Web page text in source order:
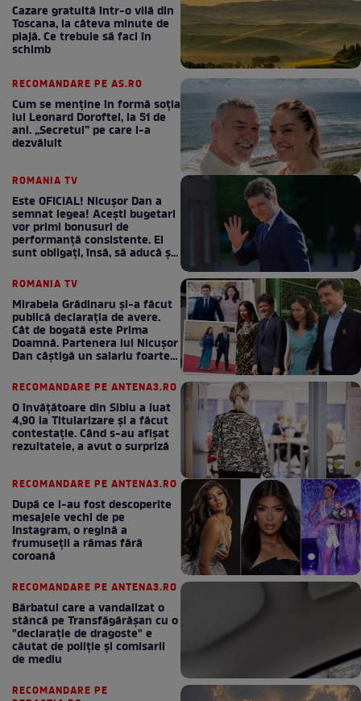
Cazare gratuită într-o vilă din
Toscana, la câteva minute de
plajă. Ce trebuie să faci în
schimb
RECOMANDARE PE AS.RO
Cum se menţine în formă soţia
lui Leonard Doroftei, la 51 de
ani. „Secretul” pe care l-a
dezvăluit
ROMANIA TV
Este OFICIAL! Nicușor Dan a
semnat legea! Acești bugetari
vor primi bonusuri de
performanță consistente. Ei
sunt obligați, însă, să aducă și
ROMANIA TV
Mirabela Grădinaru și-a făcut
publică declarația de avere.
Cât de bogată este Prima
Doamnă. Partenera lui Nicușor
Dan câștigă un salariu foarte
RECOMANDARE PE ANTENA3.RO
O învățătoare din Sibiu a luat
4,90 la Titularizare și a făcut
contestație. Când s-au afișat
rezultatele, a avut o surpriză
RECOMANDARE PE ANTENA3.RO
După ce i-au fost descoperite
mesajele vechi de pe
Instagram, o regină a
frumuseții a rămas fără
coroană
RECOMANDARE PE ANTENA3.RO
Bărbatul care a vandalizat o
stâncă pe Transfăgărășan cu o
"declaraţie de dragoste" e
căutat de poliție și comisarii
de mediu
RECOMANDARE PE